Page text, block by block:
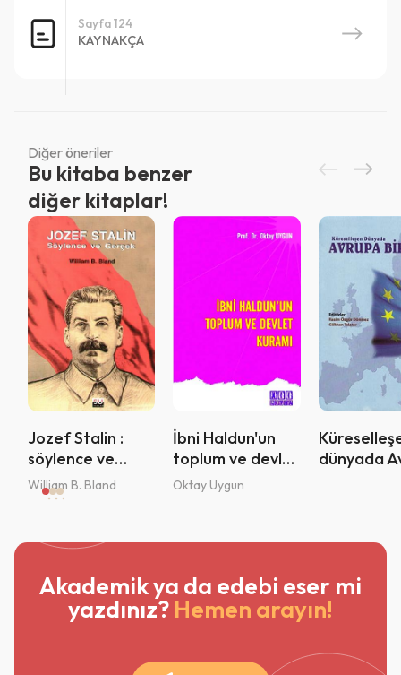
Sayfa 124
KAYNAKÇA
Diğer öneriler
Bu kitaba benzer
diğer kitaplar!
Jozef Stalin :
söylence ve
gerçeklik
William B. Bland
İbni Haldun'un
toplum ve devlet
kuramı
Oktay Uygun
dünyada
Akademik ya da edebi eser mi
yazdınız? Hemen arayın!